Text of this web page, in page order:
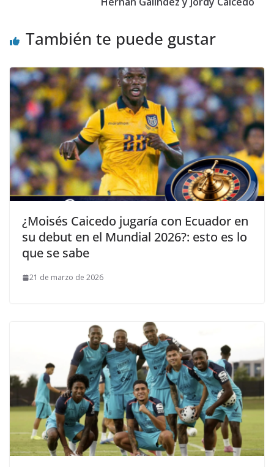
También te puede gustar
¿Moisés Caicedo jugaría con Ecuador en
su debut en el Mundial 2026?: esto es lo
que se sabe
21 de marzo de 2026